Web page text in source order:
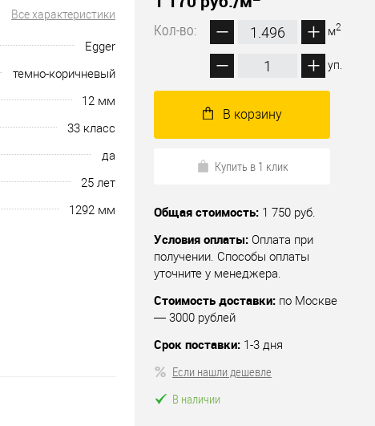
Все характеристики
Egger
темно-коричневый
12 мм
33 класс
да
25 лет
1292 мм
Кол-во:
м2
уп.
В корзину
Купить в 1 клик
Общая стоимость: 1 750 руб.
Условия оплаты: Оплата при
получении. Способы оплаты
уточните у менеджера.
Стоимость доставки: по Москве
— 3000 рублей
Срок поставки: 1-3 дня
Если нашли дешевле
В наличии